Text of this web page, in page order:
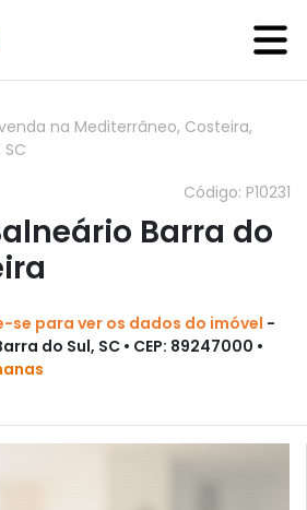
na Mediterrâneo, Costeira,
Código: P10231
Barra do
se para ver os dados do imóvel -
do Sul, SC • CEP: 89247000 •